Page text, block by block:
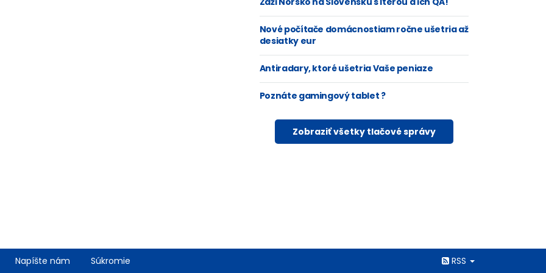
Nové počítače domácnostiam ročne ušetria až
desiatky eur
Antiradary, ktoré ušetria Vaše peniaze
Poznáte gamingový tablet ?
Zobraziť všetky tlačové správy
Napíšte nám Súkromie RSS